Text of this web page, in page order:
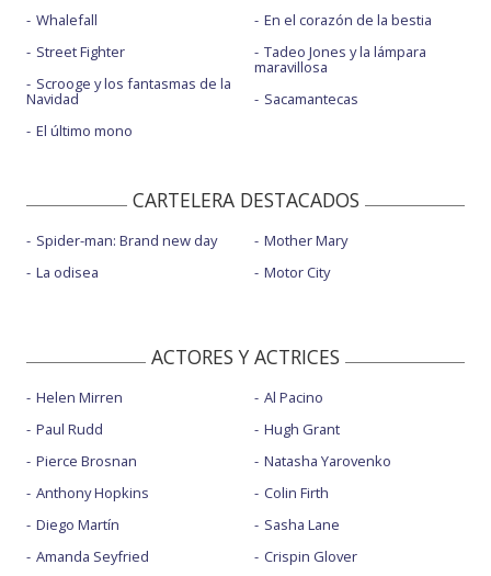
Whalefall
Street Fighter
Scrooge y los fantasmas de la
Navidad
El último mono
En el corazón de la bestia
Tadeo Jones y la lámpara
maravillosa
Sacamantecas
CARTELERA DESTACADOS
Spider-man: Brand new day
La odisea
Mother Mary
Motor City
ACTORES Y ACTRICES
Helen Mirren
Paul Rudd
Pierce Brosnan
Anthony Hopkins
Diego Martín
Amanda Seyfried
Al Pacino
Hugh Grant
Natasha Yarovenko
Colin Firth
Sasha Lane
Crispin Glover